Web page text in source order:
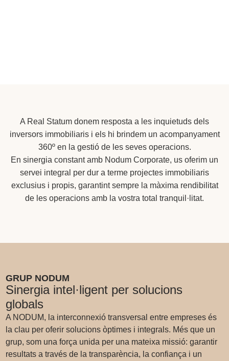
A Real Statum donem resposta a les inquietuds dels
inversors immobiliaris i els hi brindem un acompanyament
360º en la gestió de les seves operacions.
En sinergia constant amb Nodum Corporate, us oferim un
servei integral per dur a terme projectes immobiliaris
exclusius i propis, garantint sempre la màxima rendibilitat
de les operacions amb la vostra total tranquil·litat.
GRUP NODUM
Sinergia intel·ligent per solucions
globals
A NODUM, la interconnexió transversal entre empreses és
la clau per oferir solucions òptimes i integrals. Més que un
grup, som una força unida per una mateixa missió: garantir
resultats a través de la transparència, la confiança i un